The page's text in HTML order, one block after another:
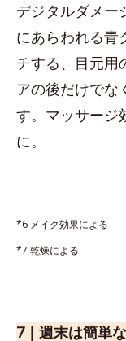
デジタルダメー
にあらわれる青
チする、目元用
アの後だけでな
す。マッサージ
に。
*6 メイク効果による
*7 乾燥による
7｜週末は簡単